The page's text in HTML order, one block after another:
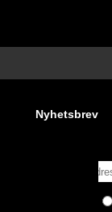
Nyhetsbrev